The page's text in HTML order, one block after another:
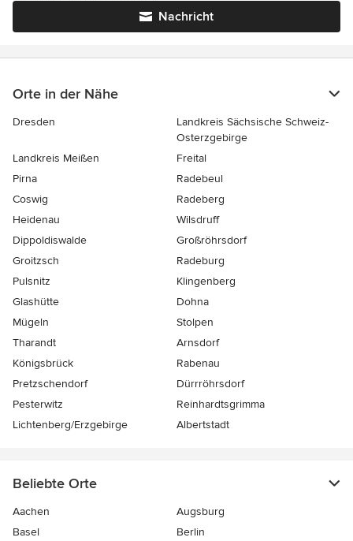
Nachricht
Orte in der Nähe
Dresden
Landkreis Sächsische Schweiz-
Osterzgebirge
Landkreis Meißen
Freital
Pirna
Radebeul
Coswig
Radeberg
Heidenau
Wilsdruff
Dippoldiswalde
Großröhrsdorf
Groitzsch
Radeburg
Pulsnitz
Klingenberg
Glashütte
Dohna
Mügeln
Stolpen
Tharandt
Arnsdorf
Königsbrück
Rabenau
Pretzschendorf
Dürrröhrsdorf
Pesterwitz
Reinhardtsgrimma
Lichtenberg/Erzgebirge
Albertstadt
Beliebte Orte
Aachen
Augsburg
Basel
Berlin